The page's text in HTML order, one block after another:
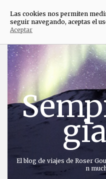
Saltar
contenido
El blog de viajes de Roser
n
Las cookies nos permiten
seguir navegando, aceptas el
Aceptar